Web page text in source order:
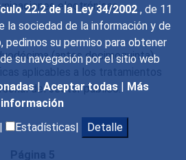
22.2 de la Ley 34/2002 , de 11
la sociedad de la información y de
su permiso para obtener
su navegación por el sitio web
|Aceptar todas | Más
información
Estadísticas| Detalle
electrónicas.
(antes decimoquinta).
aplicables a los tratamientos
del sector público.
Página 5